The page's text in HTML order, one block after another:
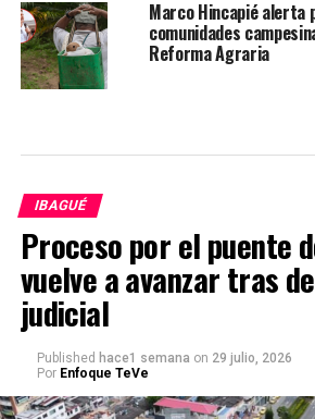
Marco Hincapié alerta
comunidades
Reforma Agraria
IBAGUÉ
Proceso por el puente
vuelve a avanzar tras
judicial
Published hace1 semana on 29 julio, 2026
Por Enfoque TeVe